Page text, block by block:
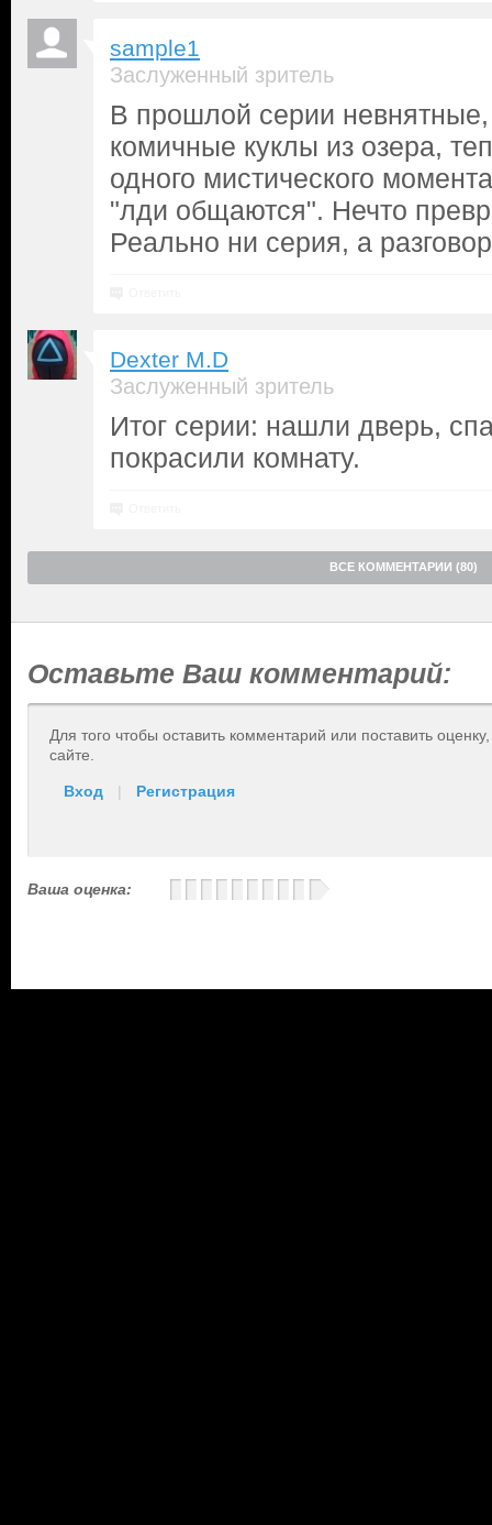
sample1
Заслуженный зритель
В прошлой серии
комичные куклы из озера,
одного мистического
"лди общаются". Нечто
Реально ни серия, а
Dexter M.D
Заслуженный зритель
Итог серии: нашли дверь,
покрасили комнату.
ВСЕ КОММЕНТАРИИ (80)
Оставьте Ваш комментарий:
Для того чтобы оставить комментарий или поставить
сайте.
Вход | Регистрация
Ваша оценка: